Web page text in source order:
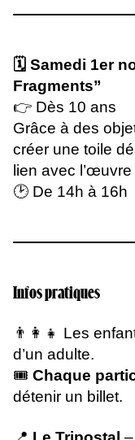
🗓 Samedi 1er
Fragments”
👉 Dès 10 ans
Grâce à des
créer une toile
lien avec l’œuvre
🕑 De 14h à 16h
Infos pratiques
👨‍👩‍👧 Les
d’un adulte.
🎟️ Chaque
détenir un billet.